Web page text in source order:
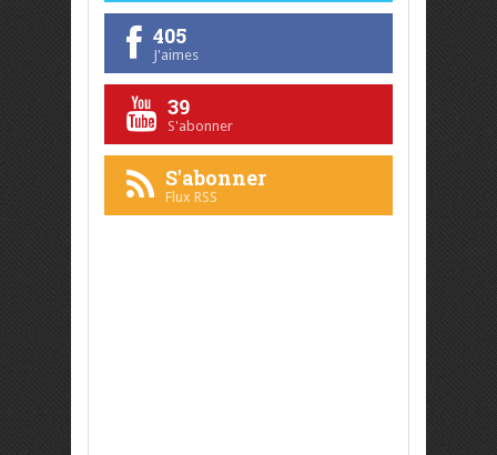
405
J'aimes
39
S'abonner
S'abonner
Flux RSS